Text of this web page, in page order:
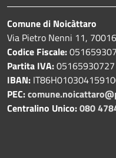
Comune di Noicàttaro
Via Pietro Nenni 11,
Codice Fiscale:
Partita IVA:05165930727
IBAN:
PEC:
Centralino Unico:080